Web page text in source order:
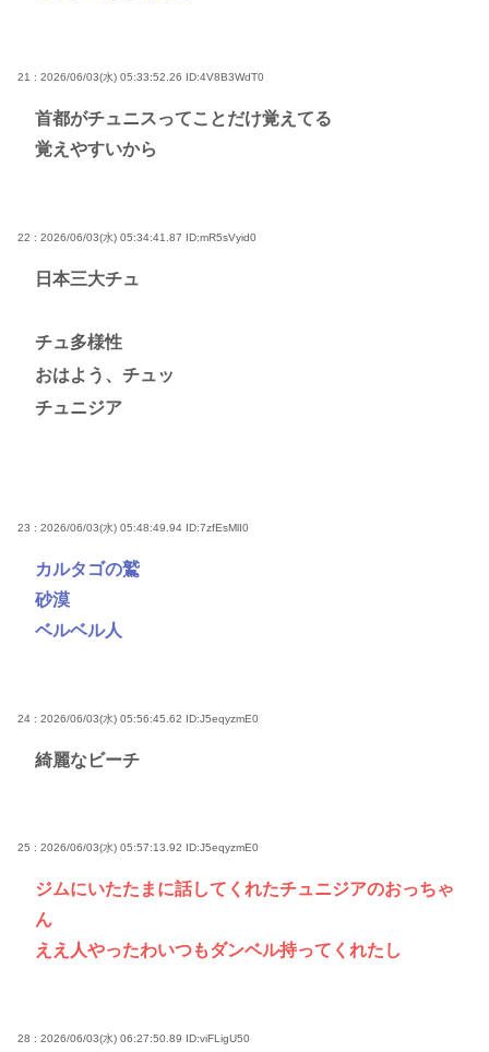
21 : 2026/06/03(水) 05:33:52.26 ID:4V8B3WdT0
首都がチュニスってことだけ覚えてる
覚えやすいから
22 : 2026/06/03(水) 05:34:41.87 ID:mR5sVyid0
日本三大チュ
チュ多様性
おはよう、チュッ
チュニジア
23 : 2026/06/03(水) 05:48:49.94 ID:7zfEsMlI0
カルタゴの鷲
砂漠
ベルベル人
24 : 2026/06/03(水) 05:56:45.62 ID:J5eqyzmE0
綺麗なビーチ
25 : 2026/06/03(水) 05:57:13.92 ID:J5eqyzmE0
ジムにいたたまに話してくれたチュニジアのおっちゃ
ん
ええ人やったわいつもダンベル持ってくれたし
28 : 2026/06/03(水) 06:27:50.89 ID:viFLigU50